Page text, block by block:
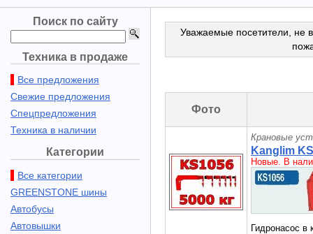
Поиск по сайту
Техника в продаже
Все предложения
Свежие предложения
Спецпредложения
Техника в наличии
Категории
Все категории
GREENSTONE шины
Автобусы
Автовышки
Уважаемые посетители, не
Фото
Крановые
Kanglim
Новые. В
Гидронасос